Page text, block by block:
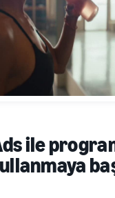
ile